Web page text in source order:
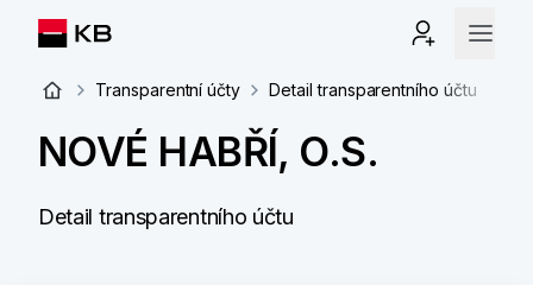
Transparentní účty Detail transparentního účtu
NOVÉ HABŘÍ, O.S.
Detail transparentního účtu